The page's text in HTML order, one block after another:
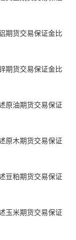
期货交易保证金比
期货交易保证金比
原油期货交易保证
原木期货交易保证
豆粕期货交易保证
玉米期货交易保证